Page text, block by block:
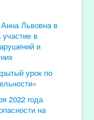
Львовна в
в
и
урок по
2022 rода
на